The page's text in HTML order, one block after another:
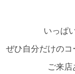
いっぱ
ぜひ自分だけのコ
ご来店